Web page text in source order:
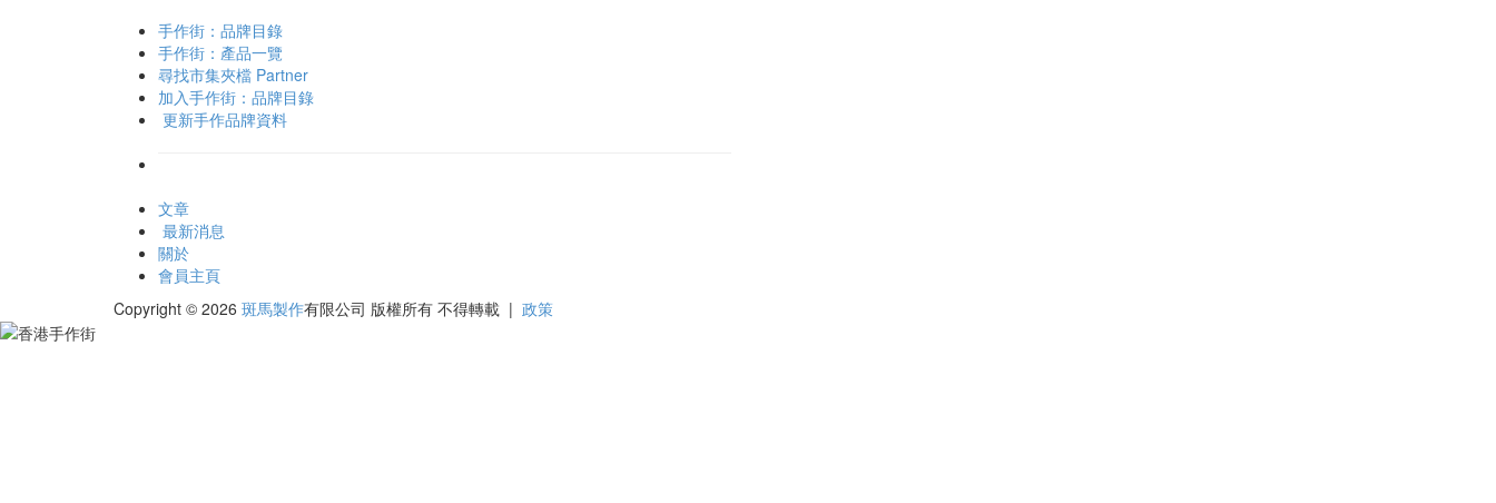
手作街：品牌目錄
手作街：產品一覽
尋找市集夾檔 Partner
加入手作街：品牌目錄
更新手作品牌資料
文章
最新消息
關於
會員主頁
Copyright © 2026 斑馬製作有限公司 版權所有 不得轉載 | 政策